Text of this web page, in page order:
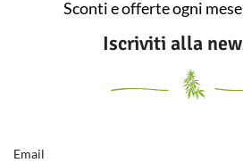
Sconti e offerte ogni
Iscriviti alla
Email